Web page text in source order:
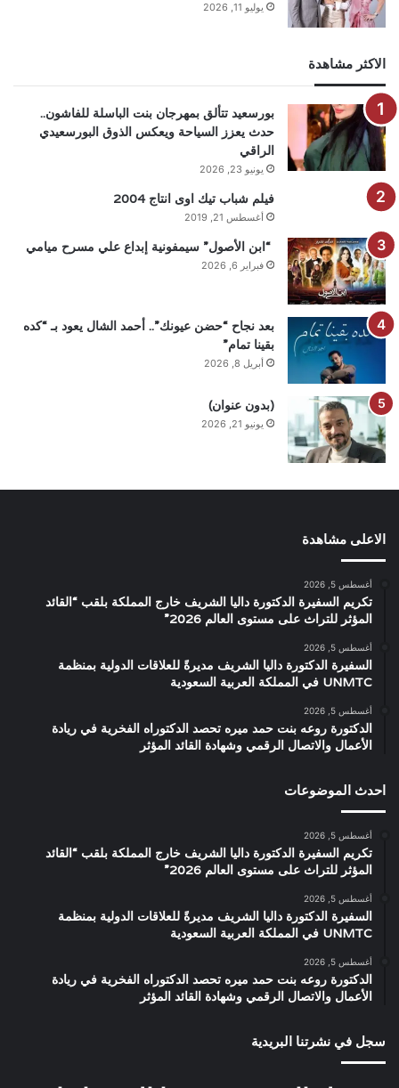
يوليو 11, 2026
الاكثر مشاهدة
بورسعيد تتألق بمهرجان بنت الباسلة للفاشون..
حدث يعزز السياحة ويعكس الذوق البورسعيدي
الراقي
يونيو 23, 2026
فيلم شباب تيك اوى انتاج 2004
أغسطس 21, 2019
“ابن الأصول” سيمفونية إبداع علي مسرح ميامي
فبراير 6, 2026
بعد نجاح “حضن عيونك”.. أحمد الشال يعود بـ “كده
بقينا تمام”
أبريل 8, 2026
(بدون عنوان)
يونيو 21, 2026
الاعلى مشاهدة
أغسطس 5, 2026
تكريم السفيرة الدكتورة داليا الشريف خارج المملكة بلقب “القائد
المؤثر للتراث على مستوى العالم 2026”
أغسطس 5, 2026
السفيرة الدكتورة داليا الشريف مديرةً للعلاقات الدولية بمنظمة
UNMTC في المملكة العربية السعودية
أغسطس 5, 2026
الدكتورة روعه بنت حمد ميره تحصد الدكتوراه الفخرية في ريادة
الأعمال والاتصال الرقمي وشهادة القائد المؤثر
احدث الموضوعات
أغسطس 5, 2026
تكريم السفيرة الدكتورة داليا الشريف خارج المملكة بلقب “القائد
المؤثر للتراث على مستوى العالم 2026”
أغسطس 5, 2026
السفيرة الدكتورة داليا الشريف مديرةً للعلاقات الدولية بمنظمة
UNMTC في المملكة العربية السعودية
أغسطس 5, 2026
الدكتورة روعه بنت حمد ميره تحصد الدكتوراه الفخرية في ريادة
الأعمال والاتصال الرقمي وشهادة القائد المؤثر
سجل في نشرتنا البريدية